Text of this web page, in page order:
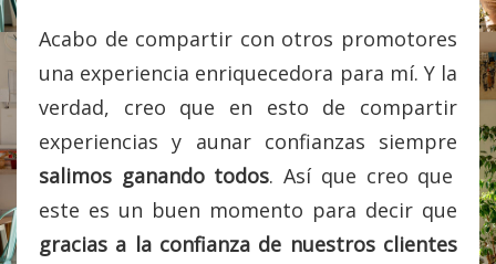
Acabo de compartir con otros promotores
una experiencia enriquecedora para mí. Y la
verdad, creo que en esto de compartir
experiencias y aunar confianzas siempre
salimos ganando todos. Así que creo que
este es un buen momento para decir que
gracias a la confianza de nuestros clientes